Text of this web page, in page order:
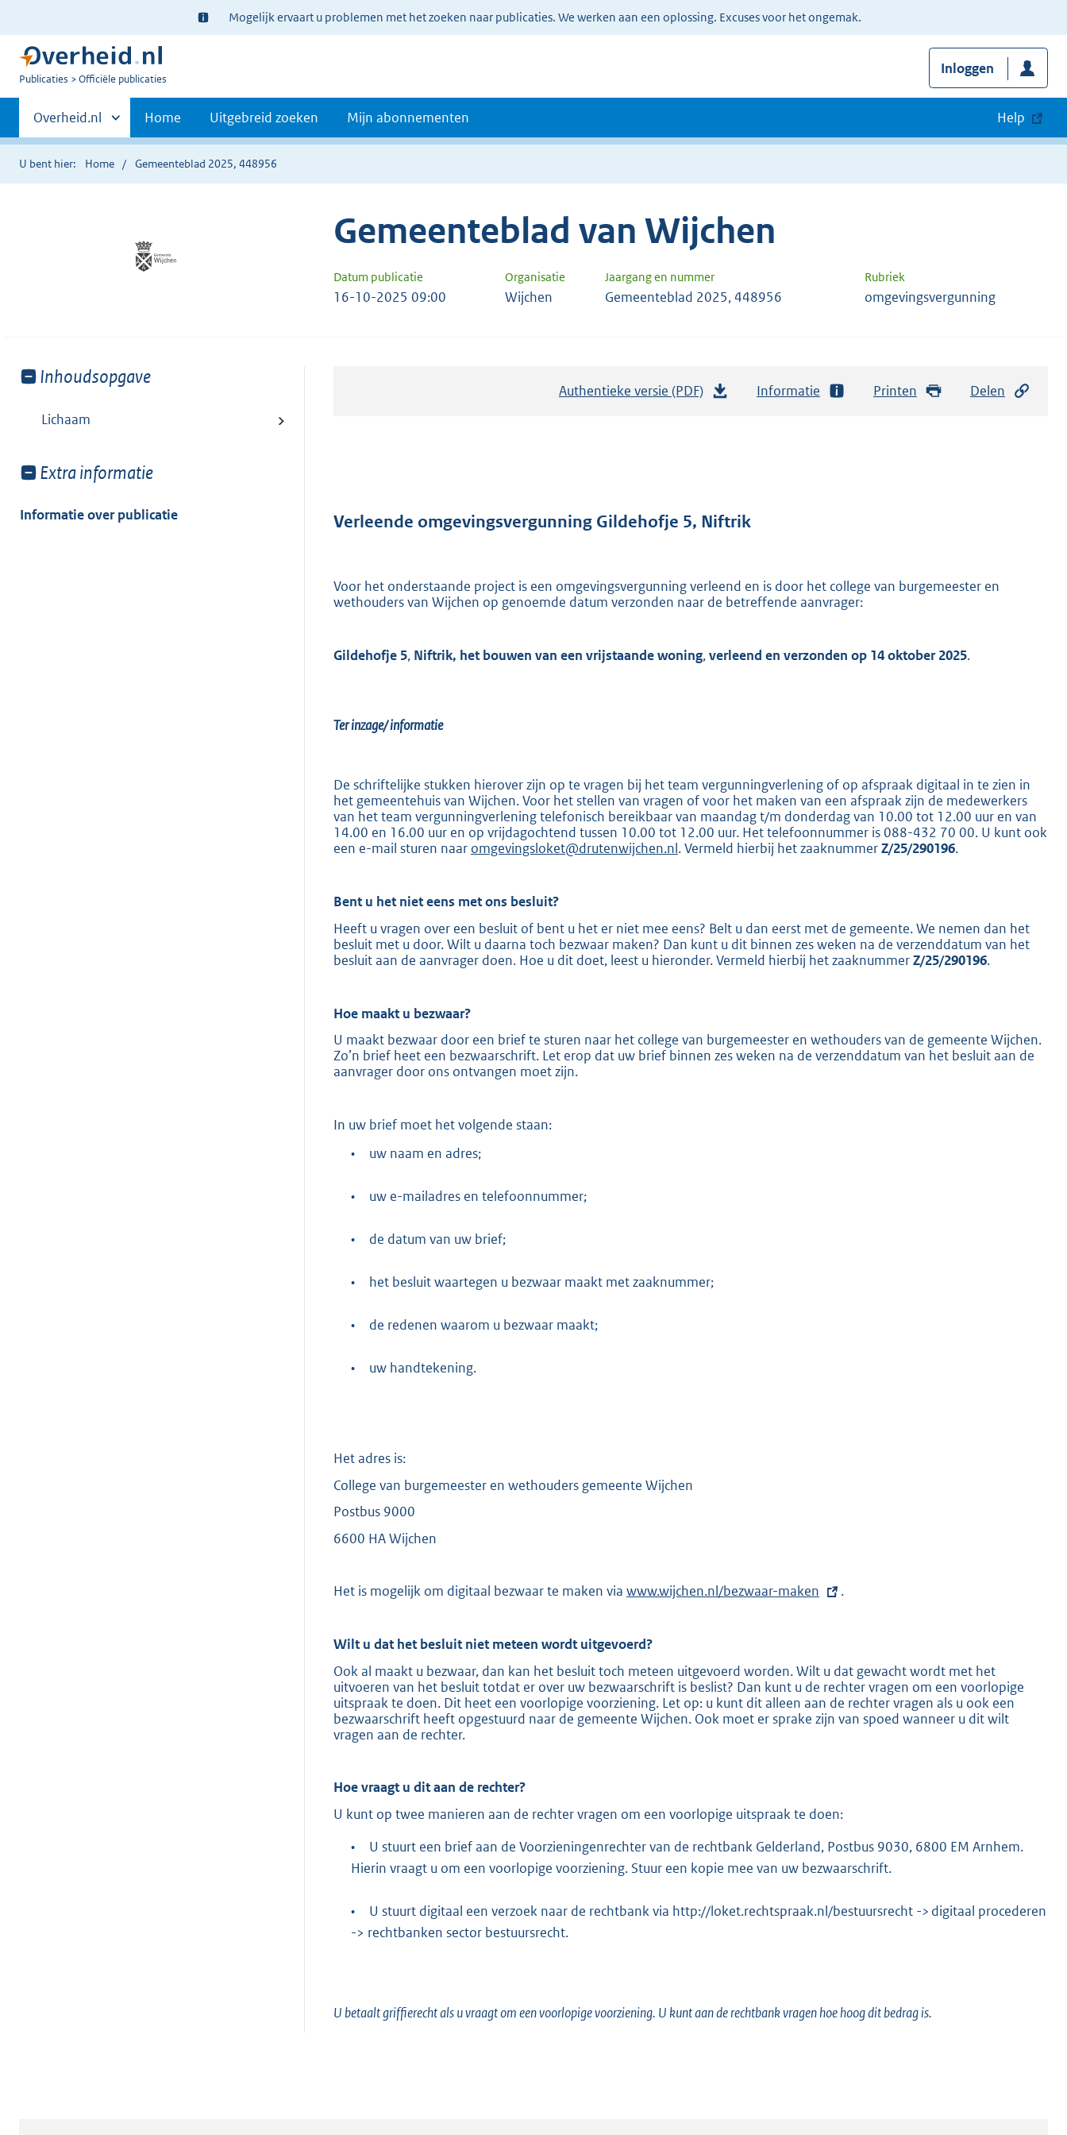
Ter
informatie:
Mogelijk ervaart u problemen met het zoeken naar publicaties. We werken aan een oplossing. Excuses voor het ongemak.
U
Publicaties Officiële publicaties
Inloggen
Primaire
navigatie
Andere
sites
binnen
Overheid.nl Home Uitgebreid zoeken Mijn abonnementen Help
U bent hier: Home Gemeenteblad 2025, 448956
Gemeenteblad van Wijchen
Datum publicatie Organisatie Jaargang en nummer Rubriek
16-10-2025 09:00 Wijchen Gemeenteblad 2025, 448956 omgevingsvergunning
Toon
van:
Inhoudsopgave
Lichaam
Toon
van:
Extra informatie
Informatie over publicatie
Authentieke versie (PDF)
d
r
o
K
b
Informatie Printen Delen
Verleende omgevingsvergunning Gildehofje 5, Niftrik
Voor het onderstaande project is een omgevingsvergunning verleend en is door het college van burgemeester en
wethouders van Wijchen op genoemde datum verzonden naar de betreffende aanvrager:
Gildehofje 5, Niftrik, het bouwen van een vrijstaande woning,verleend en verzonden op 14 oktober 2025.
Ter inzage/ informatie
De schriftelijke stukken hierover zijn op te vragen bij het team vergunningverlening of op afspraak digitaal in te zien in
het gemeentehuis van Wijchen. Voor het stellen van vragen of voor het maken van een afspraak zijn de medewerkers
van het team vergunningverlening telefonisch bereikbaar van maandag t/m donderdag van 10.00 tot 12.00 uur en van
14.00 en 16.00 uur en op vrijdagochtend tussen 10.00 tot 12.00 uur. Het telefoonnummer is 088-432 70 00. U kunt ook
een e-mail sturen naar omgevingsloket@drutenwijchen.nl. Vermeld hierbij het zaaknummerZ/25/290196.
Bent u het niet eens met ons besluit?
Heeft u vragen over een besluit of bent u het er niet mee eens? Belt u dan eerst met de gemeente. We nemen dan het
besluit met u door. Wilt u daarna toch bezwaar maken? Dan kunt u dit binnen zes weken na de verzenddatum van het
besluit aan de aanvrager doen. Hoe u dit doet, leest u hieronder. Vermeld hierbij het zaaknummerZ/25/290196.
Hoe maakt u bezwaar?
U maakt bezwaar door een brief te sturen naar het college van burgemeester en wethouders van de gemeente Wijchen.
Zo’n brief heet een bezwaarschrift. Let erop dat uw brief binnen zes weken na de verzenddatum van het besluit aan de
aanvrager door ons ontvangen moet zijn.
In uw brief moet het volgende staan:
•
uw naam en adres;
• uw e-mailadres en telefoonnummer;
• de datum van uw brief;
• het besluit waartegen u bezwaar maakt met zaaknummer;
• de redenen waarom u bezwaar maakt;
• uw handtekening.
Het adres is:
College van burgemeester en wethouders gemeente Wijchen
Postbus 9000
6600 HA Wijchen
Het is mogelijk om digitaal bezwaar te maken via E
e
r
n
e
l
i
www.wijchen.nl/bezwaar-maken .
Wilt u dat het besluit niet meteen wordt uitgevoerd?
Ook al maakt u bezwaar, dan kan het besluit toch meteen uitgevoerd worden. Wilt u dat gewacht wordt met het
uitvoeren van het besluit totdat er over uw bezwaarschrift is beslist? Dan kunt u de rechter vragen om een voorlopige
uitspraak te doen. Dit heet een voorlopige voorziening. Let op: u kunt dit alleen aan de rechter vragen als u ook een
bezwaarschrift heeft opgestuurd naar de gemeente Wijchen. Ook moet er sprake zijn van spoed wanneer u dit wilt
vragen aan de rechter.
Hoe vraagt u dit aan de rechter?
U kunt op twee manieren aan de rechter vragen om een voorlopige uitspraak te doen:
•
U stuurt een brief aan de Voorzieningenrechter van de rechtbank Gelderland, Postbus 9030, 6800 EM Arnhem.
Hierin vraagt u om een voorlopige voorziening. Stuur een kopie mee van uw bezwaarschrift.
• U stuurt digitaal een verzoek naar de rechtbank via http://loket.rechtspraak.nl/bestuursrecht -> digitaal procederen
-> rechtbanken sector bestuursrecht.
U betaalt griffierecht als u vraagt om een voorlopige voorziening. U kunt aan de rechtbank vragen hoe hoog dit bedrag is.